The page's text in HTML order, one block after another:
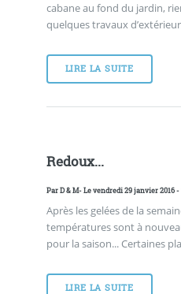
cabane au fond du jardin,
quelques travaux
LIRE LA SUITE
Redoux...
ParD & M- Le vendredi 29 janvier 2016
Après les gelées de la
températures sont à
pour la saison... Certaines
LIRE LA SUITE